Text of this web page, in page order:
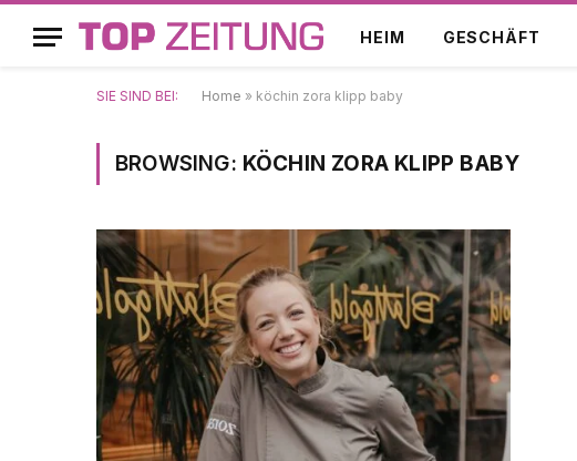
HEIM GESCHÄFT
SIE SIND BEI: Home » köchin zora klipp baby
BROWSING: KÖCHIN ZORA KLIPP BABY